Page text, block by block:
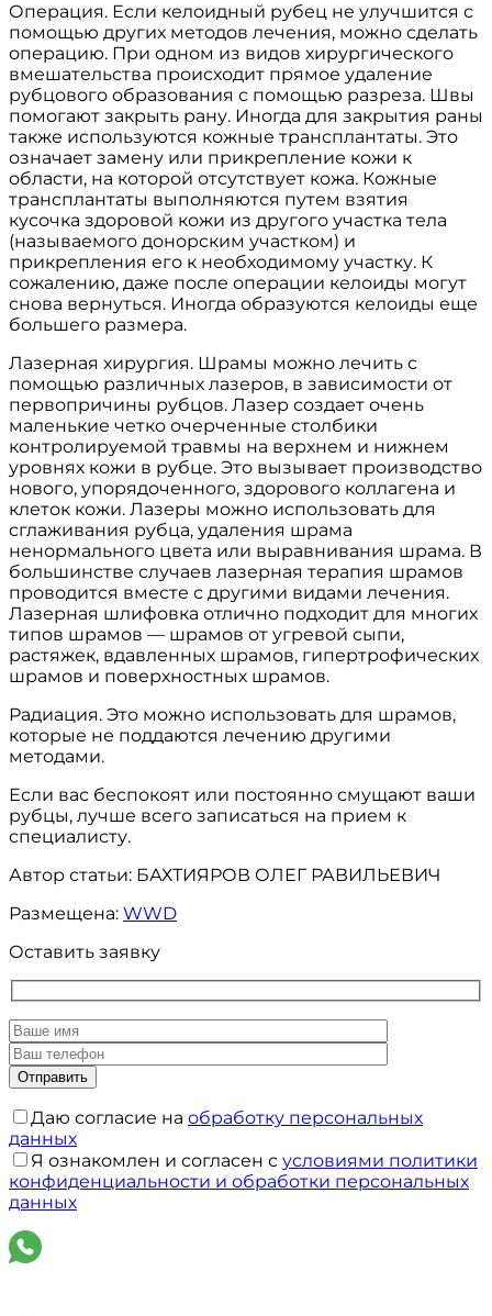
Операция. Если келоидный рубец не улучшится с
помощью других методов лечения, можно сделать
операцию. При одном из видов хирургического
вмешательства происходит прямое удаление
рубцового образования с помощью разреза. Швы
помогают закрыть рану. Иногда для закрытия раны
также используются кожные трансплантаты. Это
означает замену или прикрепление кожи к
области, на которой отсутствует кожа. Кожные
трансплантаты выполняются путем взятия
кусочка здоровой кожи из другого участка тела
(называемого донорским участком) и
прикрепления его к необходимому участку. К
сожалению, даже после операции келоиды могут
снова вернуться. Иногда образуются келоиды еще
большего размера.
Лазерная хирургия. Шрамы можно лечить с
помощью различных лазеров, в зависимости от
первопричины рубцов. Лазер создает очень
маленькие четко очерченные столбики
контролируемой травмы на верхнем и нижнем
уровнях кожи в рубце. Это вызывает производство
нового, упорядоченного, здорового коллагена и
клеток кожи. Лазеры можно использовать для
сглаживания рубца, удаления шрама
ненормального цвета или выравнивания шрама. В
большинстве случаев лазерная терапия шрамов
проводится вместе с другими видами лечения.
Лазерная шлифовка отлично подходит для многих
типов шрамов — шрамов от угревой сыпи,
растяжек, вдавленных шрамов, гипертрофических
шрамов и поверхностных шрамов.
Радиация. Это можно использовать для шрамов,
которые не поддаются лечению другими
методами.
Если вас беспокоят или постоянно смущают ваши
рубцы, лучше всего записаться на прием к
специалисту.
Автор статьи: БАХТИЯРОВ ОЛЕГ РАВИЛЬЕВИЧ
Размещена: WWD
Оставить заявку
Даю согласие на обработку персональных
данных
Я ознакомлен и согласен с условиями политики
конфиденциальности и обработки персональных
данных